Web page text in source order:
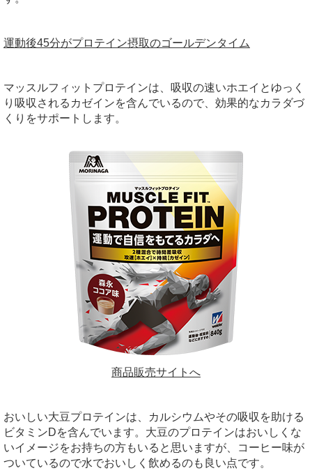
運動後45分がプロテイン摂取のゴールデンタイム
マッスルフィットプロテインは、吸収の速いホエイとゆっく
り吸収されるカゼインを含んでいるので、効果的なカラダづ
くりをサポートします。
商品販売サイトへ
おいしい大豆プロテインは、カルシウムやその吸収を助ける
ビタミンDを含んでいます。大豆のプロテインはおいしくな
いイメージをお持ちの方もいると思いますが、コーヒー味が
ついているので水でおいしく飲めるのも良い点です。